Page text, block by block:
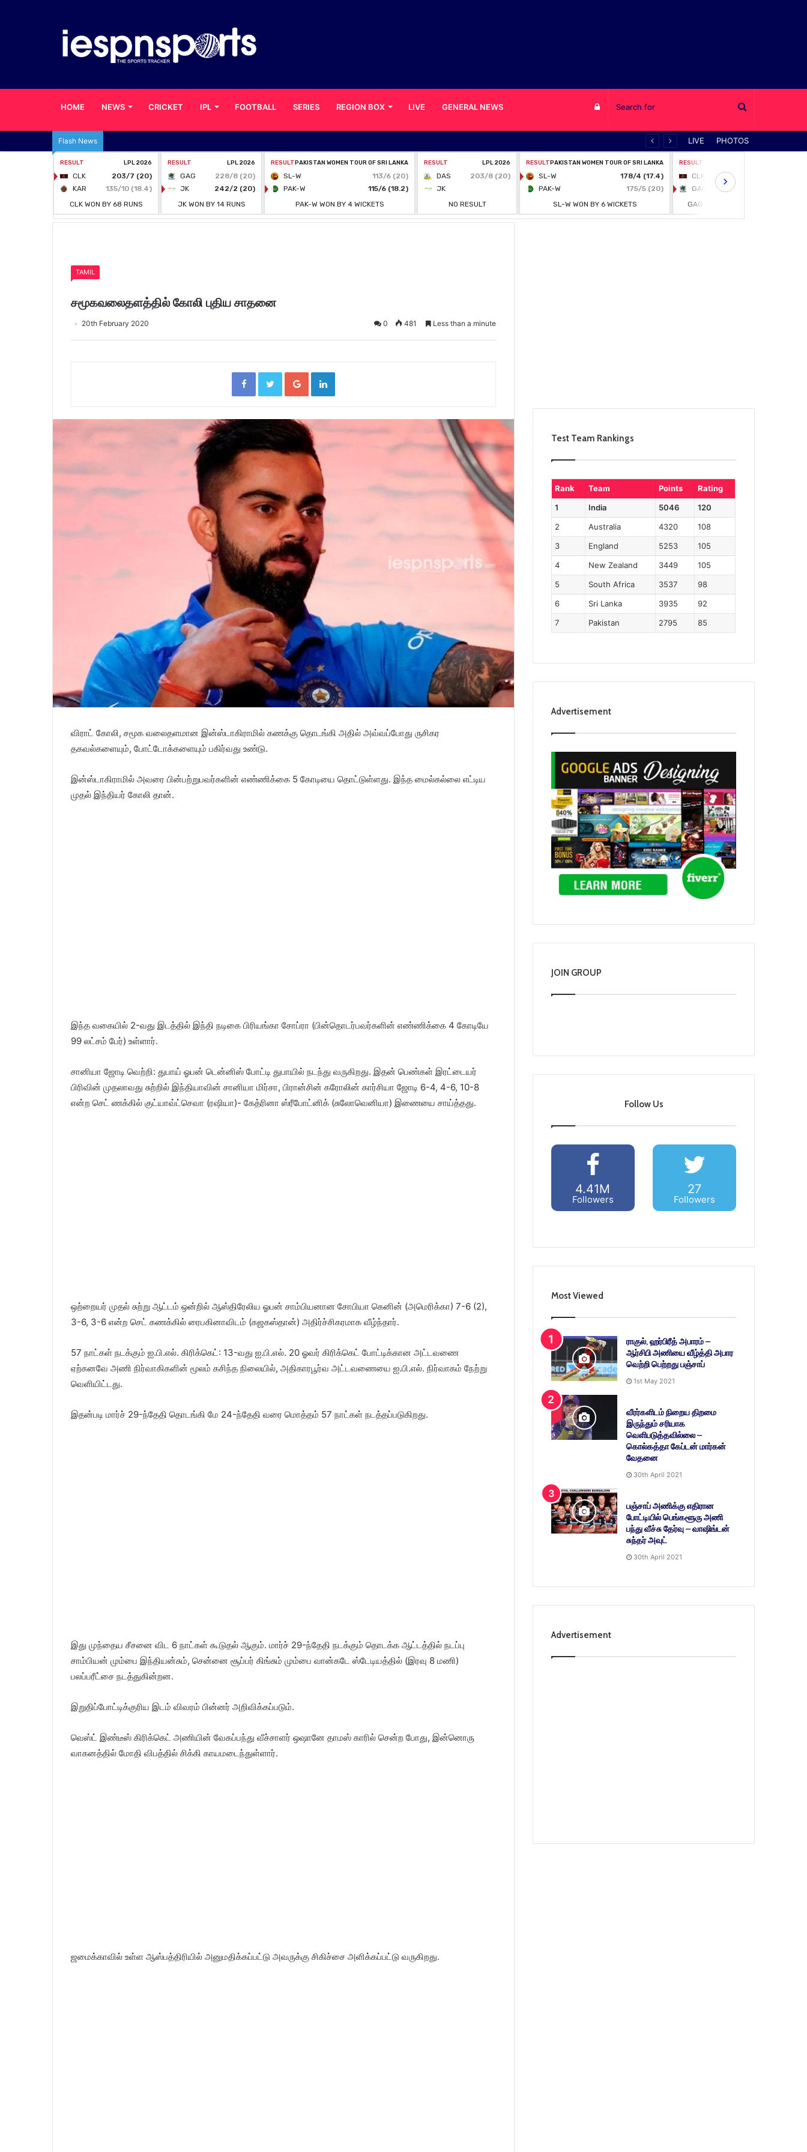
HOME NEWS CRICKET IPL FOOTBALL SERIES REGION BOX LIVE GENERAL NEWS Log
Flash News LIVE PHOTOS
TAMIL
சமூகவலைதளத்தில் கோலி புதிய சாதனை
20th February 2020 0 481 Less than a minute
FacebookTwitterGoogle+LinkedIn
விராட் கோலி, சமூக வலைதளமான இன்ஸ்டாகிராமில் கணக்கு தொடங்கி அதில் அவ்வப்போது ருசிகர
தகவல்களையும், போட்டோக்களையும் பகிர்வது உண்டு.
இன்ஸ்டாகிராமில் அவரை பின்பற்றுபவர்களின் எண்ணிக்கை 5 கோடியை தொட்டுள்ளது. இந்த மைல்கல்லை எட்டிய
முதல் இந்தியர் கோலி தான்.
இந்த வகையில் 2-வது இடத்தில் இந்தி நடிகை பிரியங்கா சோப்ரா (பின்தொடர்பவர்களின் எண்ணிக்கை 4 கோடியே
99 லட்சம் பேர்) உள்ளார்.
சானியா ஜோடி வெற்றி: துபாய் ஓபன் டென்னிஸ் போட்டி துபாயில் நடந்து வருகிறது. இதன் பெண்கள் இரட்டையர்
பிரிவின் முதலாவது சுற்றில் இந்தியாவின் சானியா மிர்சா, பிரான்சின் கரோலின் கார்சியா ஜோடி 6-4, 4-6, 10-8
என்ற செட் ணக்கில் குட்யாவ்ட்செவா (ரஷியா)- கேத்ரினா ஸ்ரீபோட்னிக் (சுலோவெனியா) இணையை சாய்த்தது.
ஒற்றையர் முதல் சுற்று ஆட்டம் ஒன்றில் ஆஸ்திரேலிய ஓபன் சாம்பியனான சோபியா கெனின் (அமெரிக்கா) 7-6 (2),
3-6, 3-6 என்ற செட் கணக்கில் ரைபகினாவிடம் (கஜகஸ்தான்) அதிர்ச்சிகரமாக வீழ்ந்தார்.
57 நாட்கள் நடக்கும் ஐ.பி.எல். கிரிக்கெட்: 13-வது ஐ.பி.எல். 20 ஓவர் கிரிக்கெட் போட்டிக்கான அட்டவணை
ஏற்கனவே அணி நிர்வாகிகளின் மூலம் கசிந்த நிலையில், அதிகாரபூர்வ அட்டவணையை ஐ.பி.எல். நிர்வாகம் நேற்று
வெளியிட்டது.
இதன்படி மார்ச் 29-ந்தேதி தொடங்கி மே 24-ந்தேதி வரை மொத்தம் 57 நாட்கள் நடத்தப்படுகிறது.
இது முந்தைய சீசனை விட 6 நாட்கள் கூடுதல் ஆகும். மார்ச் 29-ந்தேதி நடக்கும் தொடக்க ஆட்டத்தில் நடப்பு
சாம்பியன் மும்பை இந்தியன்சும், சென்னை சூப்பர் கிங்சும் மும்பை வான்கடே ஸ்டேடியத்தில் (இரவு 8 மணி)
பலப்பரீட்சை நடத்துகின்றன.
இறுதிப்போட்டிக்குரிய இடம் விவரம் பின்னர் அறிவிக்கப்படும்.
வெஸ்ட் இண்டீஸ் கிரிக்கெட் அணியின் வேகப்பந்து வீச்சாளர் ஒஷானே தாமஸ் காரில் சென்ற போது, இன்னொரு
வாகனத்தில் மோதி விபத்தில் சிக்கி காயமடைந்துள்ளார்.
ஜமைக்காவில் உள்ள ஆஸ்பத்திரியில் அனுமதிக்கப்பட்டு அவருக்கு சிகிச்சை அளிக்கப்பட்டு வருகிறது.
Test Team Rankings
Rank Team Points
Rating
1
India 5046
120
2
Australia 4320
108
3
England 5253
105
4
New Zealand 3449
105
5
South Africa 3537
98
6
Sri Lanka 3935
92
7
Pakistan 2795 85
Advertisement
JOIN GROUP
Follow Us
4.41M
Followers
27
Followers
Most Viewed
ராகுல், ஹர்பிரீத் அபாரம் –
ஆர்சிபி அணியை வீழ்த்தி அபார
வெற்றி பெற்றது பஞ்சாப்
1st May 2021
வீரர்களிடம் நிறைய திறமை
இருந்தும் சரியாக
வெளிபடுத்தவில்லை –
கொல்கத்தா கேப்டன் மார்கன்
வேதனை
30th April 2021
பஞ்சாப் அணிக்கு எதிரான
போட்டியில் பெங்களூரு அணி
பந்து வீச்சு தேர்வு – வாஷிங்டன்
சுந்தர் அவுட்
30th April 2021
Advertisement